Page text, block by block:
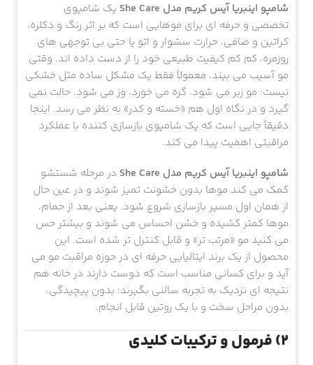
شامپو اینبریا آیس کریم مدل She Care
یک شامپوی
تخصصی و حرفه ای برای موهایی است که بر اثر رنگ و دکلره،
کراتین و صافی، حرارت سشوار و اتو یا حتی بی توجهی های
روزمره، کم کم کیفیت طبیعی خود را از دست داده اند. وقتی
مو آسیب می بیند، معمولاً فقط یک مشکل ساده مثل خشکی
نیست؛ مو زبر می شود، گره می خورد، وز می شود، حالت نمی
گیرد و در نگاه اول هم «خسته و کدر» به نظر می رسد. اینجا
دقیقاً جایی است که یک شامپوی بازسازی کننده با عملکرد
مراقبتی اهمیت پیدا می کند.
شامپو اینبریا آیس کریم مدل She Care
در مرحله شستشو
کمک می کند موها بدون خشونت تمیز شوند و در عین حال
از همان اول مسیر بازسازی شروع شود. یعنی بعد از حمام،
موها کمتر کشیده و خشن احساس می شوند و بیشتر حس
می کنید مو «مرتب تر» و قابل کنترل تر شده است. این
محصول از یک برند ایتالیایی حرفه ای در حوزه مراقبت مو می
آید و برای کسانی مناسب است که دوست دارند در خانه هم
نتیجه ای نزدیک به تجربه سالنی بگیرند؛ بدون پیچیدگی،
بدون مراحل سخت و با یک روتین قابل انجام.
2) فرمول و ترکیبات کلیدی